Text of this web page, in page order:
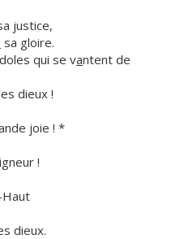
justice,
sa gloire.
qui se vantent de
dieux !
joie ! *
!
dieux.